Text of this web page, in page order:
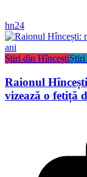
hn24
Știri din Hîncești
Raionul
vizează o fetiță